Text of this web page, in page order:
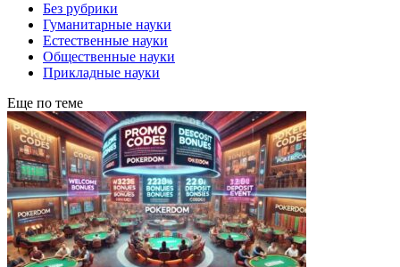
Без рубрики
Гуманитарные науки
Естественные науки
Общественные науки
Прикладные науки
Еще по теме